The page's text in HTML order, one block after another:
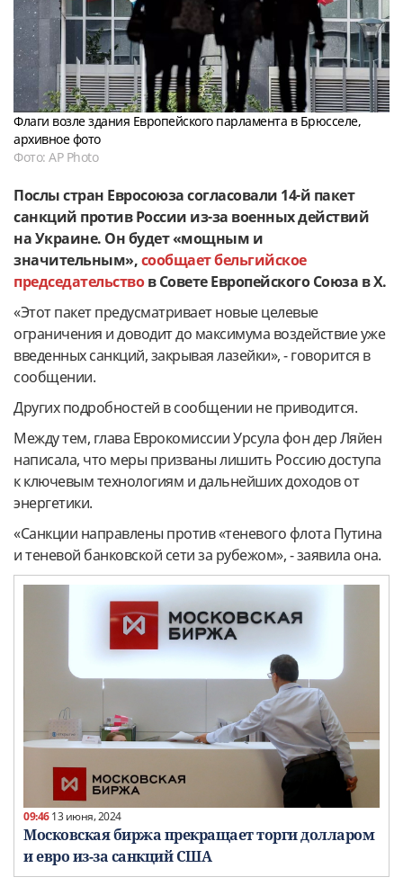
Флаги возле здания Европейского парламента в Брюсселе,
архивное фото
Фото: AP Photo
Послы стран Евросоюза согласовали 14-й пакет
санкций против России из-за военных действий
на Украине. Он будет «мощным и
значительным»,сообщает бельгийское
председательствов Совете Европейского Союза в X.
«Этот пакет предусматривает новые целевые
ограничения и доводит до максимума воздействие уже
введенных санкций, закрывая лазейки», - говорится в
сообщении.
Других подробностей в сообщении не приводится.
Между тем, глава Еврокомиссии Урсула фон дер Ляйен
написала, что меры призваны лишить Россию доступа
к ключевым технологиям и дальнейших доходов от
энергетики.
«Санкции направлены против «теневого флота Путина
и теневой банковской сети за рубежом», - заявила она.
09:4613 июня, 2024
Московская биржа прекращает торги долларом
и евро из-за санкций США